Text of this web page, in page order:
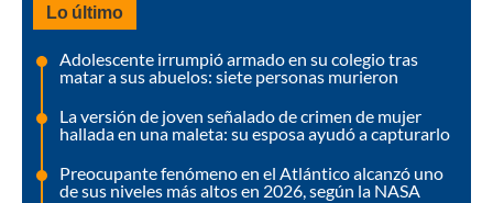
Lo último
Adolescente irrumpió armado en su colegio tras
matar a sus abuelos: siete personas murieron
La versión de joven señalado de crimen de mujer
hallada en una maleta: su esposa ayudó a capturarlo
Preocupante fenómeno en el Atlántico alcanzó uno
de sus niveles más altos en 2026, según la NASA